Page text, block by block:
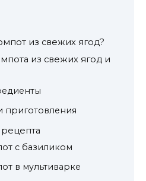
из свежих ягод?
из свежих ягод и
приготовления
с базиликом
в мультиварке